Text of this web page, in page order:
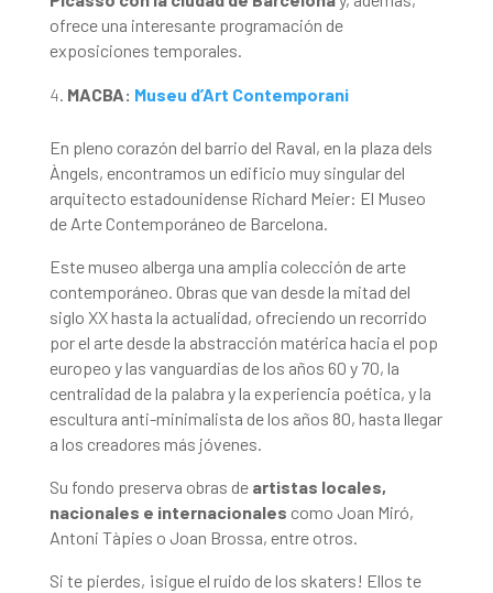
ofrece una interesante programación de
exposiciones temporales.
MACBA: Museu d’Art Contemporani
En pleno corazón del barrio del Raval, en la plaza dels
Àngels, encontramos un edificio muy singular del
arquitecto estadounidense Richard Meier: El Museo
de Arte Contemporáneo de Barcelona.
Este museo alberga una amplia colección de arte
contemporáneo. Obras que van desde la mitad del
siglo XX hasta la actualidad, ofreciendo un recorrido
por el arte desde la abstracción matérica hacia el pop
europeo y las vanguardias de los años 60 y 70, la
centralidad de la palabra y la experiencia poética, y la
escultura anti-minimalista de los años 80, hasta llegar
a los creadores más jóvenes.
Su fondo preserva obras de artistas locales,
nacionales e internacionales como Joan Miró,
Antoni Tàpies o Joan Brossa, entre otros.
Si te pierdes, ¡sigue el ruido de los skaters! Ellos te